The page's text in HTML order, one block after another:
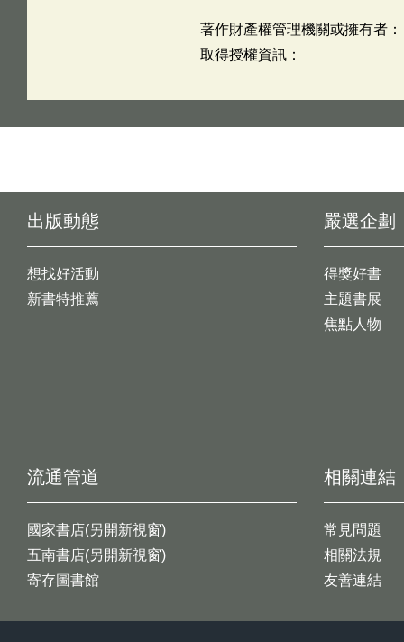
著作財產權管理機關或擁有者：
取得授權資訊：
出版動態
想找好活動
新書特推薦
嚴選企劃
得獎好書
主題書展
焦點人物
流通管道
國家書店(另開新視窗)
五南書店(另開新視窗)
寄存圖書館
相關連結
常見問題
相關法規
友善連結